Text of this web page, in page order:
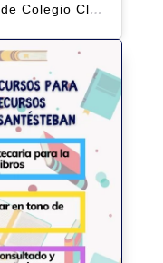
Una publicación compartida de Colegio Claret | Alto Hatillo (@clarethatillo)